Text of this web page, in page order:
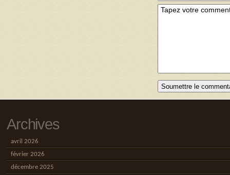
Archives
avril 2026
février 2026
décembre 2025